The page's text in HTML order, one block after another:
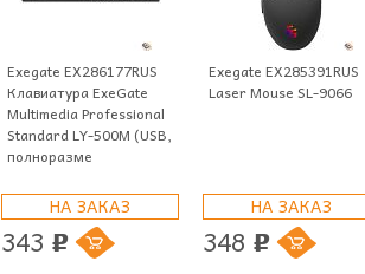
Exegate EX286177RUS
Клавиатура ExeGate
Multimedia Professional
Standard LY-500M (USB,
полноразме
НА ЗАКАЗ
343 p
Exegate EX285391RUS
Laser Mouse SL-9066
НА ЗАКАЗ
348 p